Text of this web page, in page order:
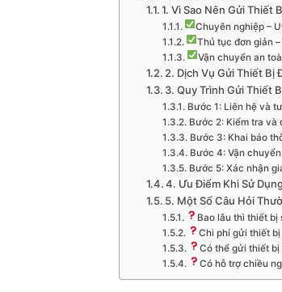
1. Vì Sao Nên Gửi Thiết
Chuyên nghiệp –
Thủ tục đơn giản
Vận chuyển an
2. Dịch Vụ Gửi Thiết Bị
3. Quy Trình Gửi Thiết
Bước 1: Liên hệ và
Bước 2: Kiểm tra và
Bước 3: Khai báo
Bước 4: Vận
Bước 5: Xác nhận
4. Ưu Điểm Khi Sử
5. Một Số Câu Hỏi
Bao lâu thì thiết bị
Chi phí gửi thiết
Có thể gửi thiết
Có hỗ trợ chiều